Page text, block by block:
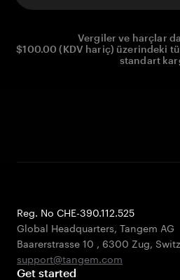
Vergiler ve harçlar
$100.00 (KDV hariç) üzerindeki
standart
Reg. No CHE-390.112.525
Global Headquarters, Tangem AG
Baarerstrasse 10 , 6300 Zug,
support@tangem.com
Get started